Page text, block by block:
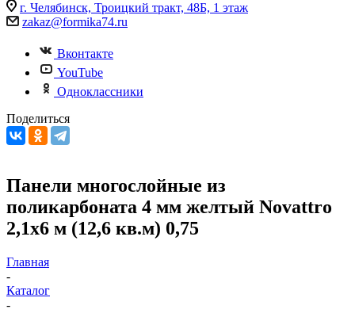
г. Челябинск, Троицкий тракт, 48Б, 1 этаж
zakaz@formika74.ru
Вконтакте
YouTube
Одноклассники
Поделиться
Панели многослойные из
поликарбоната 4 мм желтый Novattro
2,1х6 м (12,6 кв.м) 0,75
Главная
-
Каталог
-